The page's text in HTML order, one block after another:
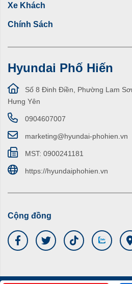
Xe Khách
Chính Sách
Hyundai Phố Hiến
Số 8 Đinh Điền, Phường Lam
Hưng Yên
0904607007
marketing@hyundai-phohien.vn
MST: 0900241181
https://hyundaiphohien.vn
Cộng đồng